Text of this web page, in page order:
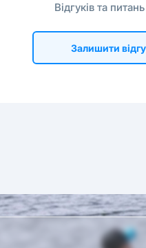
Відгуків та
Залишити